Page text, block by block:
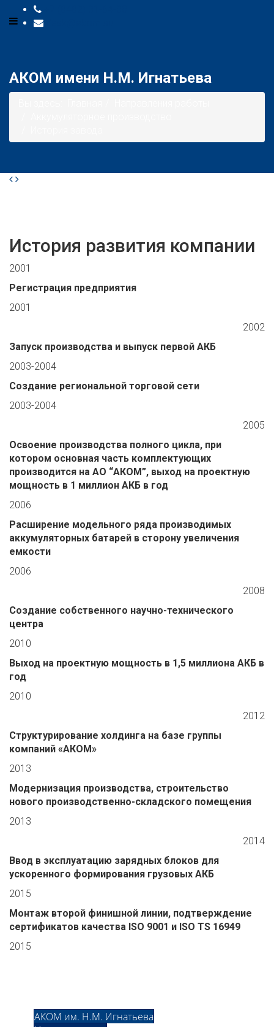
АКОМ имени Н.М. Игнатьева
Previous
Next
История развития компании
2001
Регистрация предприятия
2001
2002
Запуск производства и выпуск первой АКБ
2003-2004
Создание региональной торговой сети
2003-2004
2005
Освоение производства полного цикла, при
котором основная часть комплектующих
производится на АО “АКОМ”, выход на проектную
мощность в 1 миллион АКБ в год
2006
Расширение модельного ряда производимых
аккумуляторных батарей в сторону увеличения
емкости
2006
2008
Создание собственного научно-технического
центра
2010
Выход на проектную мощность в 1,5 миллиона АКБ в
год
2010
2012
Структурирование холдинга на базе группы
компаний «АКОМ»
2013
Модернизация производства, строительство
нового производственно-складского помещения
2013
2014
Ввод в эксплуатацию зарядных блоков для
ускоренного формирования грузовых АКБ
2015
Монтаж второй финишной линии, подтверждение
сертификатов качества ISO 9001 и ISO TS 16949
2015
АКОМ им. Н.М. Игнатьева